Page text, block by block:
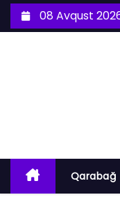
k
08 Avqust
Qarabağ